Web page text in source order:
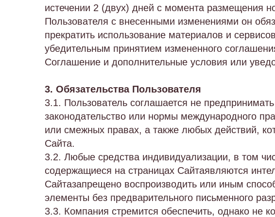
истечении 2 (двух) дней с момента размещения
Пользователя с внесенными изменениями он
прекратить использование материалов и
убедительным принятием измененного
Соглашение и дополнительные условия или
3. Обязательства Пользователя
3.1. Пользователь соглашается не
законодательство или нормы международного
или смежных правах, а также любых действий,
Сайта.
3.2. Любые средства индивидуализации, в том
содержащиеся на страницах Сайтаявляются
Сайтазапрещено воспроизводить или иным
элементы без предварительного письменного
3.3. Компания стремится обеспечить, однако не